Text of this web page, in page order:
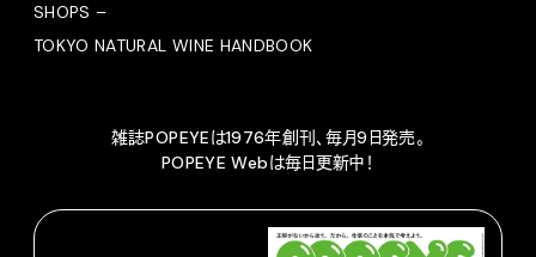
SHOPS –
TOKYO NATURAL WINE HANDBOOK
雑誌POPEYEは1976年創刊、毎月9日発売。
POPEYE Webは毎日更新中！